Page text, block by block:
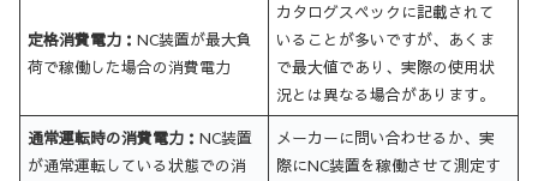
定格消費電力：NC装置が最大負
荷で稼働した場合の消費電力
カタログスペックに記載されて
いることが多いですが、あくま
で最大値であり、実際の使用状
況とは異なる場合があります。
通常運転時の消費電力：NC装置
が通常運転している状態での消
メーカーに問い合わせるか、実
際にNC装置を稼働させて測定す